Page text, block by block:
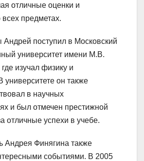
отличные оценки и
всех предметах.
поступил в Московский
университет имени М.В.
изучал физику и
университете он также
в научных
и был отмечен престижной
отличные успехи в учебе.
Андрея Финягина также
событиями. В 2005